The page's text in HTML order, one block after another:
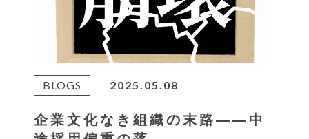
BLOGS 2025.05.08
企業文化なき組織の末路――中